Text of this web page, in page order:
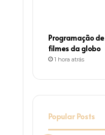
Programação de
filmes da globo
1 hora atrás
Popular Posts